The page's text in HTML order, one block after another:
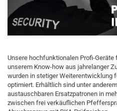
Unsere hochfunktionalen Profi-
unserem Know-how aus jahrelanger
wurden in stetiger Weiterentwicklung
optimiert. Erhältlich sind unter
austauschbaren Ersatzpatronen in
zwischen frei verkäuflichen